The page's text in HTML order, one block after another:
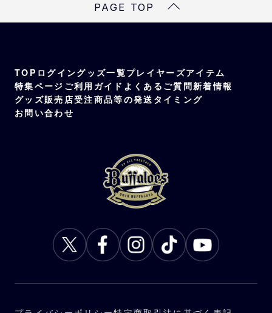
PAGE TOP
TOP ログイングッズ一覧プレイヤーズアイテム
特集ページ ご利用ガイド よくあるご質問新着情報
グッズ販売店受注商品等の発送タイミング
お問い合わせ